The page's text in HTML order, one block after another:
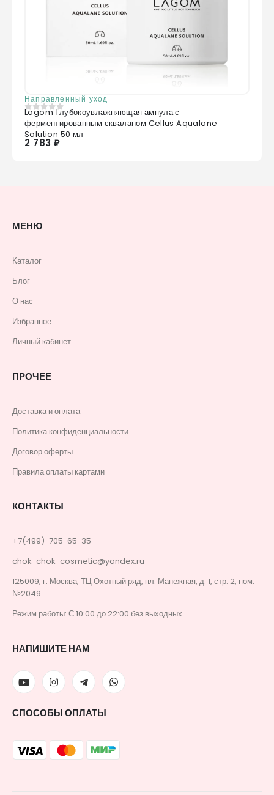
Направленный уход
0из 5
Lagom Глубокоувлажняющая ампула с
ферментированным скваланом Cellus Aqualane
Solution 50 мл
2 783 ₽
МЕНЮ
Каталог
Блог
О нас
Избранное
Личный кабинет
ПРОЧЕЕ
Доставка и оплата
Политика конфиденциальности
Договор оферты
Правила оплаты картами
КОНТАКТЫ
+7(499)-705-65-35
chok-chok-cosmetic@yandex.ru
125009, г. Москва, ТЦ Охотный ряд, пл. Манежная, д. 1, стр. 2, пом.
№2049
Режим работы: С 10:00 до 22:00 без выходных
НАПИШИТЕ НАМ
СПОСОБЫ ОПЛАТЫ